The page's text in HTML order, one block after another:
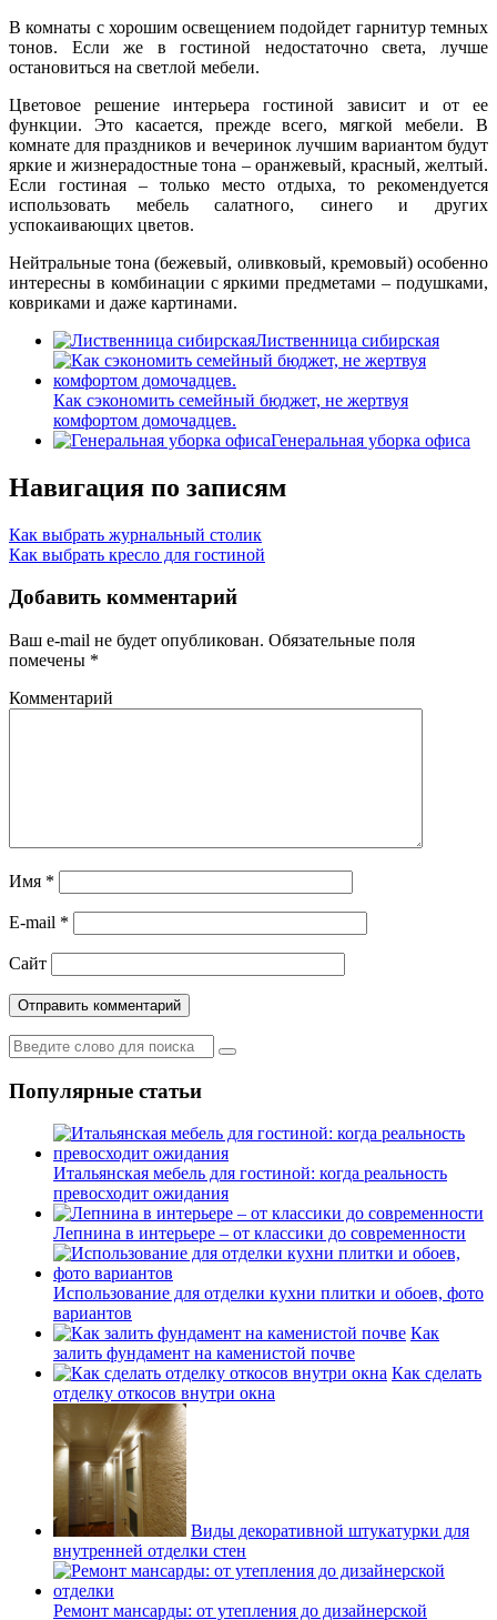
В комнаты с хорошим освещением подойдет гарнитур темных
тонов. Если же в гостиной недостаточно света, лучше
остановиться на светлой мебели.
Цветовое решение интерьера гостиной зависит и от ее
функции. Это касается, прежде всего, мягкой мебели. В
комнате для праздников и вечеринок лучшим вариантом будут
яркие и жизнерадостные тона – оранжевый, красный, желтый.
Если гостиная – только место отдыха, то рекомендуется
использовать мебель салатного, синего и других
успокаивающих цветов.
Нейтральные тона (бежевый, оливковый, кремовый) особенно
интересны в комбинации с яркими предметами – подушками,
ковриками и даже картинами.
Лиственница сибирская
Как сэкономить семейный бюджет, не жертвуя
комфортом домочадцев.
Генеральная уборка офиса
Навигация по записям
Как выбрать журнальный столик
Как выбрать кресло для гостиной
Добавить комментарий
Ваш e-mail не будет опубликован. Обязательные поля
помечены *
Комментарий
Имя *
E-mail *
Сайт
Популярные статьи
Итальянская мебель для гостиной: когда реальность
превосходит ожидания
Лепнина в интерьере – от классики до современности
Использование для отделки кухни плитки и обоев, фото
вариантов
Как
залить фундамент на каменистой почве
Как сделать
отделку откосов внутри окна
Виды декоративной штукатурки для
внутренней отделки стен
Ремонт мансарды: от утепления до дизайнерской